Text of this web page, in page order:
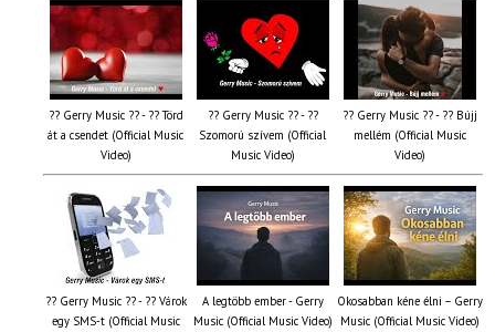
?? Gerry Music ?? - ?? Törd
át a csendet (Official Music
Video)
?? Gerry Music ?? - ??
Szomorú szívem (Official
Music Video)
?? Gerry Music ?? - ?? Bújj
mellém (Official Music
Video)
?? Gerry Music ?? - ?? Várok
egy SMS-t (Official Music
A legtöbb ember - Gerry
Music (Official Music Video)
Okosabban kéne élni – Gerry
Music (Official Music Video)